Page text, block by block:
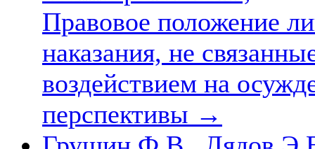
Правовое положение
наказания, не
воздействием на
перспективы →